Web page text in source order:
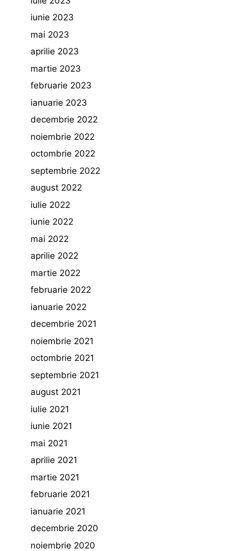
iunie 2023
mai 2023
aprilie 2023
martie 2023
februarie 2023
ianuarie 2023
decembrie 2022
noiembrie 2022
octombrie 2022
septembrie 2022
august 2022
iulie 2022
iunie 2022
mai 2022
aprilie 2022
martie 2022
februarie 2022
ianuarie 2022
decembrie 2021
noiembrie 2021
octombrie 2021
septembrie 2021
august 2021
iulie 2021
iunie 2021
mai 2021
aprilie 2021
martie 2021
februarie 2021
ianuarie 2021
decembrie 2020
noiembrie 2020